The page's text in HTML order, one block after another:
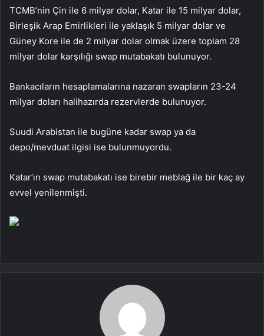
TCMB’nin Çin ile 6 milyar dolar, Katar ile 15 milyar dolar,
Birleşik Arap Emirlikleri ile yaklaşık 5 milyar dolar ve
Güney Kore ile de 2 milyar dolar olmak üzere toplam 28
milyar dolar karşılığı swap mutabakatı bulunuyor.
Bankacıların hesaplamalarına nazaran swapların 23-24
milyar doları halihazırda rezervlerde bulunuyor.
Suudi Arabistan ile bugüne kadar swap ya da
depo/mevduat ilgisi ise bulunmuyordu.
Katar’ın swap mutabakatı ise birebir meblağ ile bir kaç ay
evvel yenilenmişti.